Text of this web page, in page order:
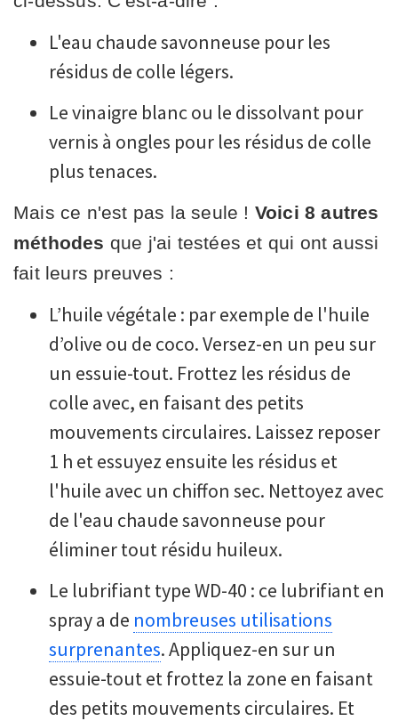
L'eau chaude savonneuse pour les
résidus de colle légers.
Le vinaigre blanc ou le dissolvant pour
vernis à ongles pour les résidus de colle
plus tenaces.
Mais ce n'est pas la seule ! Voici 8 autres
méthodes que j'ai testées et qui ont aussi
fait leurs preuves :
L’huile végétale : par exemple de l'huile
d’olive ou de coco. Versez-en un peu sur
un essuie-tout. Frottez les résidus de
colle avec, en faisant des petits
mouvements circulaires. Laissez reposer
1 h et essuyez ensuite les résidus et
l'huile avec un chiffon sec. Nettoyez avec
de l'eau chaude savonneuse pour
éliminer tout résidu huileux.
Le lubrifiant type WD-40 : ce lubrifiant en
spray a de nombreuses utilisations
surprenantes. Appliquez-en sur un
essuie-tout et frottez la zone en faisant
des petits mouvements circulaires. Et